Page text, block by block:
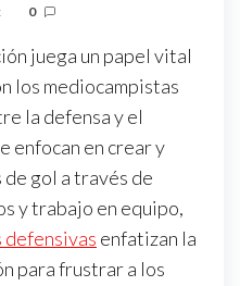
0
juega un papel vital
los mediocampistas
la defensa y el
enfocan en crear y
gol a través de
y trabajo en equipo,
enfatizan la
para frustrar a los